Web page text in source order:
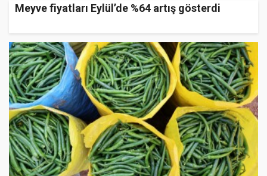
Meyve fiyatları Eylül’de %64 artış gösterdi